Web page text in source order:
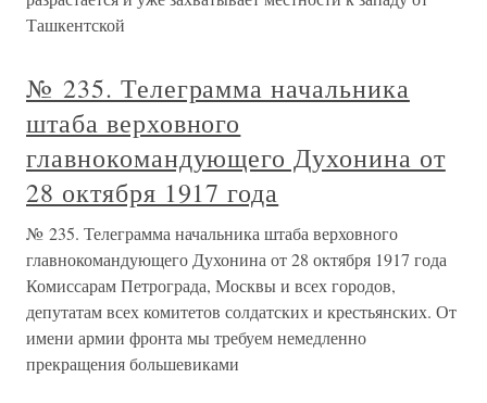
Ташкентской
№ 235. Телеграмма начальника
штаба верховного
главнокомандующего Духонина от
28 октября 1917 года
№ 235. Телеграмма начальника штаба верховного
главнокомандующего Духонина от 28 октября 1917 года
Комиссарам Петрограда, Москвы и всех городов,
депутатам всех комитетов солдатских и крестьянских. От
имени армии фронта мы требуем немедленно
прекращения большевиками